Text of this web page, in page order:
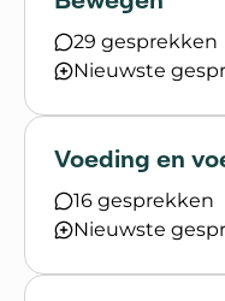
29 gesprekken
Nieuwste
Voeding en
16 gesprekken
Nieuwste